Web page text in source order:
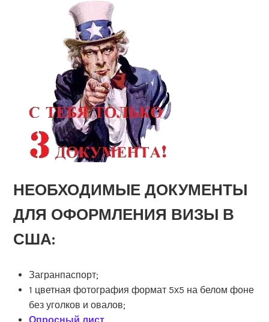
НЕОБХОДИМЫЕ ДОКУМЕНТЫ
ДЛЯ ОФОРМЛЕНИЯ ВИЗЫ В
США:
Загранпаспорт;
1 цветная фотография формат 5х5 на белом фоне
без уголков и овалов;
Опросный лист